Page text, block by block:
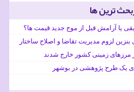
ترین ها
یا آرامش قبل از موج جدید قیمت ها؟
یک طرح پژوهشی در بوشهر